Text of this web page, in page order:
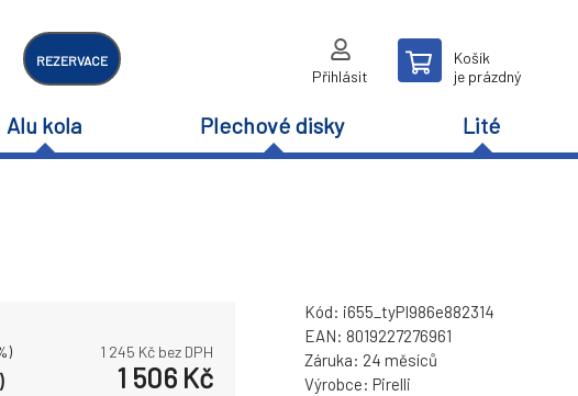
REZERVACE
Přihlásit
Košík
je prázdný
Alu kola Plechové disky Lité
1 245 Kč bez DPH
1 506 Kč
Kód: i655_tyPI986e882314
EAN: 8019227276961
Záruka: 24 měsíců
Výrobce: Pirelli